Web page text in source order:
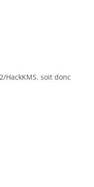
HackKMS. soit donc